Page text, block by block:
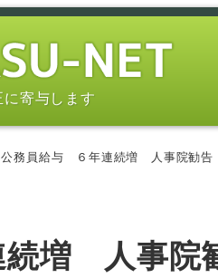
寄与します
公務員給与 ６年連続増 人事院勧
増 人事院